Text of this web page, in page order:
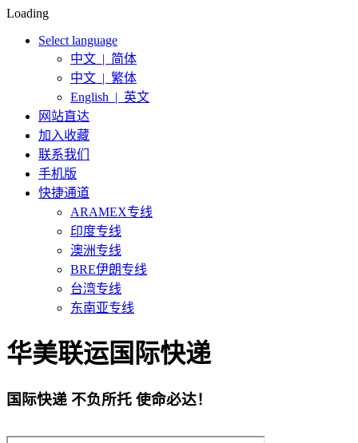
Loading
Select language
中文 | 简体
中文 | 繁体
English | 英文
网站直达
加入收藏
联系我们
手机版
快捷通道
ARAMEX专线
印度专线
澳洲专线
BRE伊朗专线
台湾专线
东南亚专线
华美联运国际快递
国际快递 不负所托 使命必达！